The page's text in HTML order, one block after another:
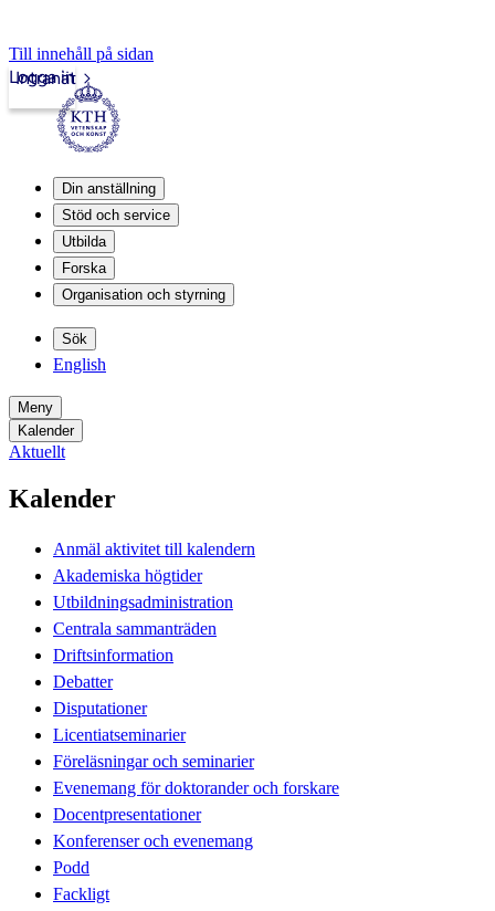
Till innehåll på sidan
Intranät
Logga in
Din anställning
Stöd och service
Utbilda
Forska
Organisation och styrning
Sök
English
Meny
Kalender
Aktuellt
Kalender
Anmäl aktivitet till kalendern
Akademiska högtider
Utbildningsadministration
Centrala sammanträden
Driftsinformation
Debatter
Disputationer
Licentiatseminarier
Föreläsningar och seminarier
Evenemang för doktorander och forskare
Docentpresentationer
Konferenser och evenemang
Podd
Fackligt